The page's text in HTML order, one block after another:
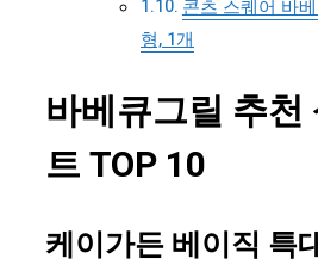
콘츠 스퀘어 바
형, 1개
바베큐그릴 추천
트 TOP 10
케이가든 베이직 특